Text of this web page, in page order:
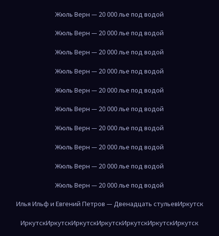
Жюль Верн — 20 000 лье под водой
Жюль Верн — 20 000 лье под водой
Жюль Верн — 20 000 лье под водой
Жюль Верн — 20 000 лье под водой
Жюль Верн — 20 000 лье под водой
Жюль Верн — 20 000 лье под водой
Жюль Верн — 20 000 лье под водой
Жюль Верн — 20 000 лье под водой
Жюль Верн — 20 000 лье под водой
Жюль Верн — 20 000 лье под водой
Илья Ильф и Евгений Петров — Двенадцать стульевИркутск
ИркутскИркутскИркутскИркутскИркутскИркутскИркутск